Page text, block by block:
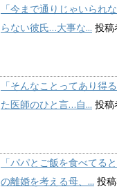
「今まで通りじゃいられ
らない彼氏…大事な... 投稿
「そんなことってあり得
た医師のひと言…自... 投稿
「パパとご飯を食べてる
の離婚を考える母、... 投